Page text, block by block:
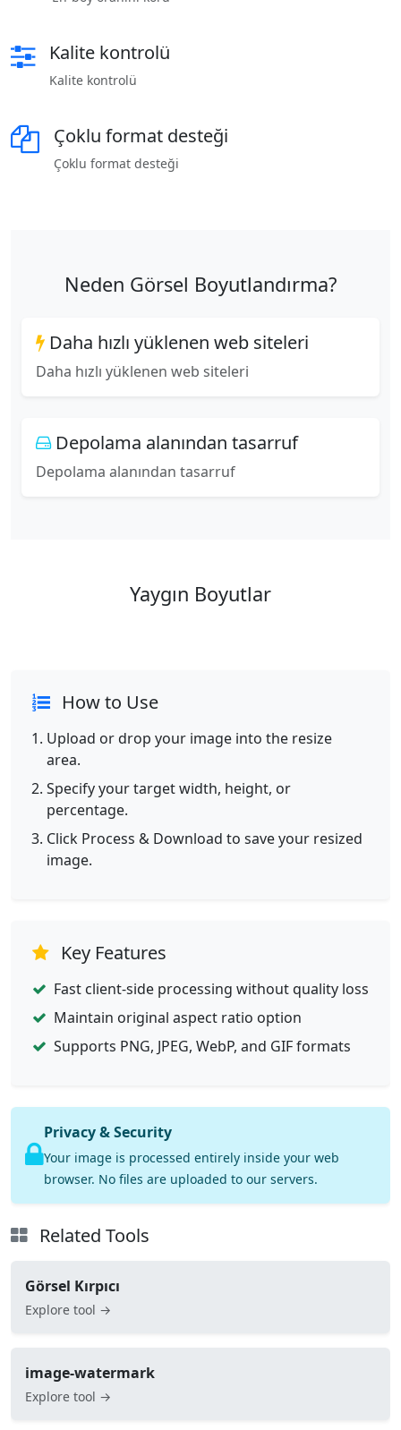
Kalite kontrolü
Kalite kontrolü
Çoklu format desteği
Çoklu format desteği
Neden Görsel Boyutlandırma?
Daha hızlı yüklenen web siteleri
Daha hızlı yüklenen web siteleri
Depolama alanından tasarruf
Depolama alanından tasarruf
Yaygın Boyutlar
How to Use
Upload or drop your image into the resize
area.
Specify your target width, height, or
percentage.
Click Process & Download to save your resized
image.
Key Features
Fast client-side processing without quality loss
Maintain original aspect ratio option
Supports PNG, JPEG, WebP, and GIF formats
Privacy & Security
Your image is processed entirely inside your web
browser. No files are uploaded to our servers.
Related Tools
Görsel Kırpıcı
Explore tool →
image-watermark
Explore tool →